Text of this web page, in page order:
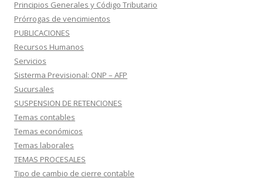
Principios Generales y Código Tributario
Prórrogas de vencimientos
PUBLICACIONES
Recursos Humanos
Servicios
Sisterma Previsional: ONP – AFP
Sucursales
SUSPENSION DE RETENCIONES
Temas contables
Temas económicos
Temas laborales
TEMAS PROCESALES
Tipo de cambio de cierre contable